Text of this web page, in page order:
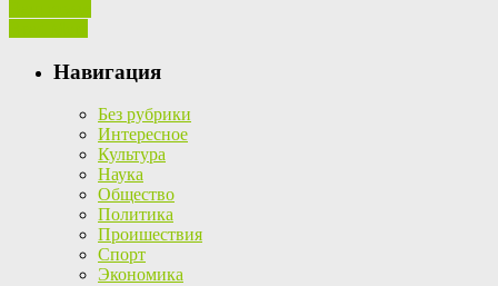
Навигация
Без рубрики
Интересное
Культура
Наука
Общество
Политика
Проишествия
Спорт
Экономика